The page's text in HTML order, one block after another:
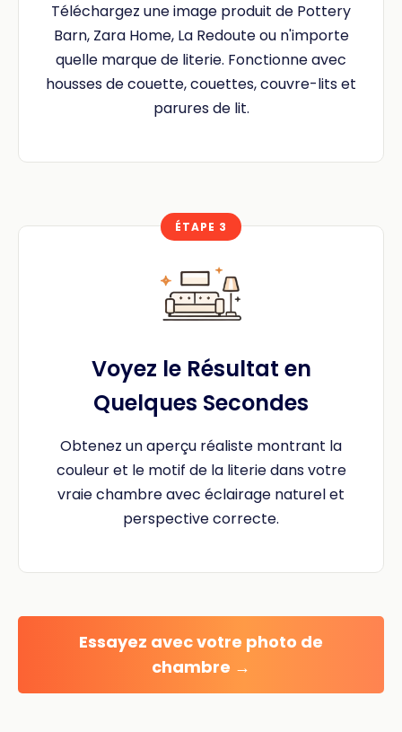
Téléchargez une image produit de Pottery
Barn, Zara Home, La Redoute ou n'importe
quelle marque de literie. Fonctionne avec
housses de couette, couettes, couvre-lits et
parures de lit.
ÉTAPE 3
Voyez le Résultat en
Quelques Secondes
Obtenez un aperçu réaliste montrant la
couleur et le motif de la literie dans votre
vraie chambre avec éclairage naturel et
perspective correcte.
Essayez avec votre photo de
chambre →